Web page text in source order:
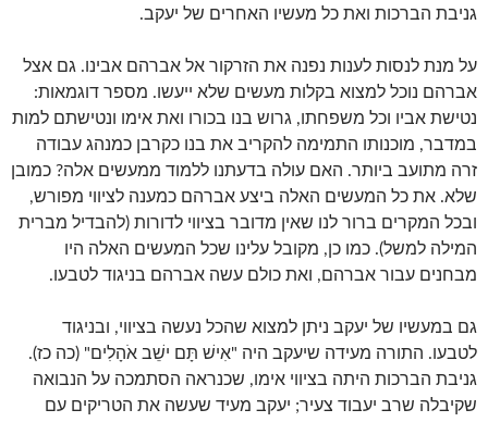
גניבת הברכות ואת כל מעשיו האחרים של יעקב.
על מנת לנסות לענות נפנה את הזרקור אל אברהם אבינו. גם אצל
אברהם נוכל למצוא בקלות מעשים שלא ייעשו. מספר דוגמאות:
נטישת אביו וכל משפחתו, גרוש בנו בכורו ואת אימו ונטישתם למות
במדבר, מוכנותו התמימה להקריב את בנו כקרבן כמנהג עבודה
זרה מתועב ביותר. האם עולה בדעתנו ללמוד ממעשים אלה? כמובן
שלא. את כל המעשים האלה ביצע אברהם כמענה לציווי מפורש,
ובכל המקרים ברור לנו שאין מדובר בציווי לדורות (להבדיל מברית
המילה למשל). כמו כן, מקובל עלינו שכל המעשים האלה היו
מבחנים עבור אברהם, ואת כולם עשה אברהם בניגוד לטבעו.
גם במעשיו של יעקב ניתן למצוא שהכל נעשה בציווי, ובניגוד
לטבעו. התורה מעידה שיעקב היה "אִישׁ תָּם ישֵׁב אֹהָלִים" (כה כז).
גניבת הברכות היתה בציווי אימו, שכנראה הסתמכה על הנבואה
שקיבלה שרב יעבוד צעיר; יעקב מעיד שעשה את הטריקים עם